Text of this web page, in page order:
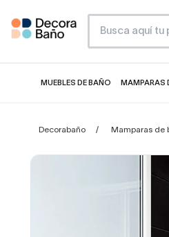
MUEBLES DE BAÑO MAMPARAS
Decorabaño Mamparas de